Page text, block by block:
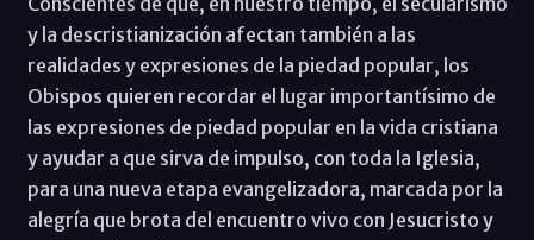
y la descristianización afectan también a las
realidades y expresiones de la piedad popular, los
Obispos quieren recordar el lugar importantísimo de
las expresiones de piedad popular en la vida cristiana
y ayudar a que sirva de impulso, con toda la Iglesia,
para una nueva etapa evangelizadora, marcada por la
alegría que brota del encuentro vivo con Jesucristo y